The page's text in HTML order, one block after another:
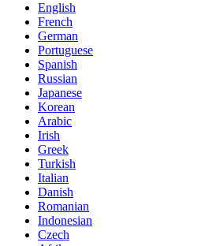
English
French
German
Portuguese
Spanish
Russian
Japanese
Korean
Arabic
Irish
Greek
Turkish
Italian
Danish
Romanian
Indonesian
Czech